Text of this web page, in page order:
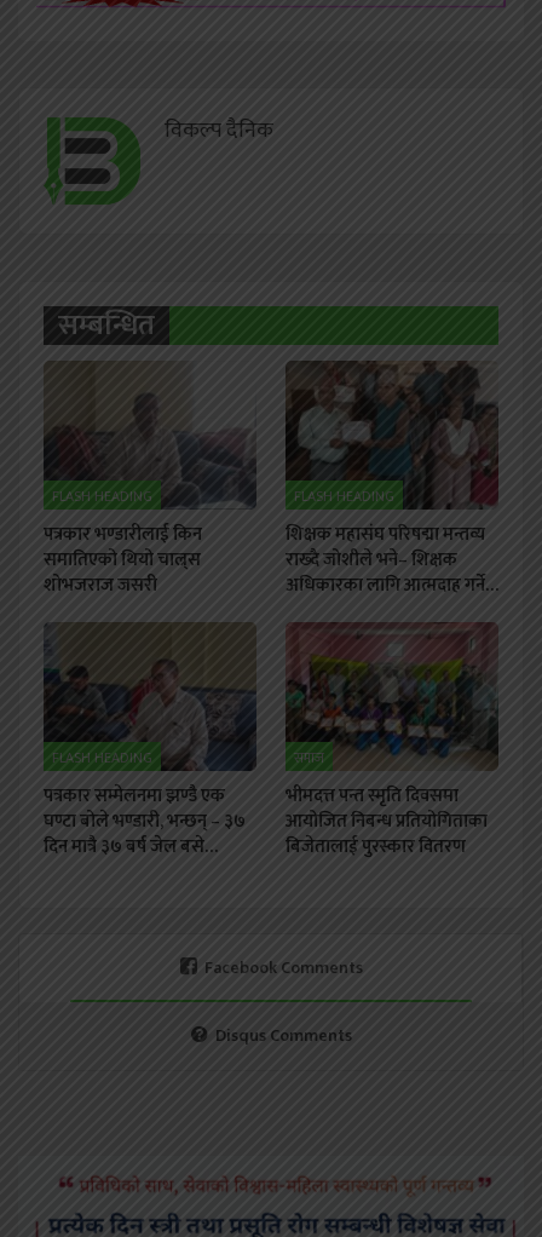
विकल्प दैनिक
सम्बन्धित
FLASH HEADING
पत्रकार भण्डारीलाई किन
समातिएको थियो चाल्र्स
शोभजराज जसरी
FLASH HEADING
शिक्षक महासंघ परिषद्मा मन्तव्य
राख्दै जोशीले भने– शिक्षक
अधिकारका लागि आत्मदाह गर्ने…
FLASH HEADING
पत्रकार सम्मेलनमा झण्डै एक
घण्टा बोले भण्डारी, भन्छन् – ३७
दिन मात्रै ३७ बर्ष जेल बसे…
समाज
भीमदत्त पन्त स्मृति दिवसमा
आयोजित निबन्ध प्रतियोगिताका
बिजेतालाई पुरस्कार वितरण
Facebook Comments
Disqus Comments